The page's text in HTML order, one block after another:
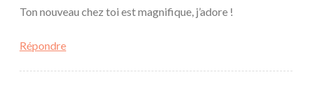
Ton nouveau chez toi est magnifique, j’adore !
Répondre